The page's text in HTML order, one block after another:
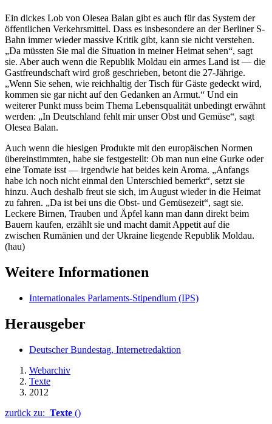
Ein dickes Lob von Olesea Balan gibt es auch für das System der
öffentlichen Verkehrsmittel. Dass es insbesondere an der Berliner S-
Bahn immer wieder massive Kritik gibt, kann sie nicht verstehen.
„Da müssten Sie mal die Situation in meiner Heimat sehen“, sagt
sie. Aber auch wenn die Republik Moldau ein armes Land ist — die
Gastfreundschaft wird groß geschrieben, betont die 27-Jährige.
„Wenn Sie sehen, wie reichhaltig der Tisch für Gäste gedeckt wird,
kommen sie gar nicht auf den Gedanken an Armut.“ Und ein
weiterer Punkt muss beim Thema Lebensqualität unbedingt erwähnt
werden: „In Deutschland fehlt mir unser Obst und Gemüse“, sagt
Olesea Balan.
Auch wenn die hiesigen Produkte mit den europäischen Normen
übereinstimmten, habe sie festgestellt: Ob man nun eine Gurke oder
eine Tomate isst — irgendwie hat beides kein Aroma. „Anfangs
habe ich noch nicht einmal den Unterschied bemerkt“, setzt sie
hinzu. Auch deshalb freut sie sich, im August wieder in die Heimat
zu fahren. „Da ist bei uns die Obst- und Gemüsezeit“, sagt sie.
Leckere Birnen, Trauben und Äpfel kann man dann direkt beim
Bauern kaufen, erzählt sie und macht damit Appetit auf die
zwischen Rumänien und der Ukraine liegende Republik Moldau.
(hau)
Weitere Informationen
Internationales Parlaments-Stipendium (IPS)
Herausgeber
Deutscher Bundestag, Internetredaktion
Webarchiv
Texte
2012
zurück zu: Texte ()